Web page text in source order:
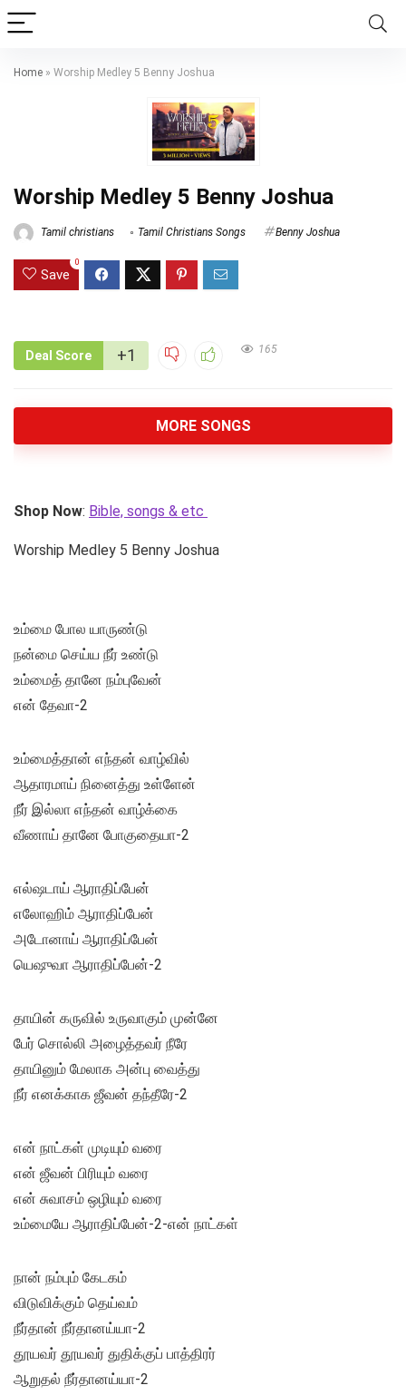
Home » Worship Medley 5 Benny Joshua
Worship Medley 5 Benny Joshua
Tamil christians Tamil Christians Songs Benny Joshua
Save
0
Deal Score +1 165
MORE SONGS
Shop Now: Bible, songs & etc
Worship Medley 5 Benny Joshua
உம்மை போல யாருண்டு
நன்மை செய்ய நீர் உண்டு
உம்மைத் தானே நம்புவேன்
என் தேவா-2
உம்மைத்தான் எந்தன் வாழ்வில்
ஆதாரமாய் நினைத்து உள்ளேன்
நீர் இல்லா எந்தன் வாழ்க்கை
வீணாய் தானே போகுதையா-2
எல்ஷடாய் ஆராதிப்பேன்
எலோஹிம் ஆராதிப்பேன்
அடோனாய் ஆராதிப்பேன்
யெஷுவா ஆராதிப்பேன்-2
தாயின் கருவில் உருவாகும் முன்னே
பேர் சொல்லி அழைத்தவர் நீரே
தாயினும் மேலாக அன்பு வைத்து
நீர் எனக்காக ஜீவன் தந்தீரே-2
என் நாட்கள் முடியும் வரை
என் ஜீவன் பிரியும் வரை
என் சுவாசம் ஒழியும் வரை
உம்மையே ஆராதிப்பேன்-2-என் நாட்கள்
நான் நம்பும் கேடகம்
விடுவிக்கும் தெய்வம்
நீர்தான் நீர்தானய்யா-2
தூயவர் தூயவர் துதிக்குப் பாத்திரர்
ஆறுதல் நீர்தானய்யா-2